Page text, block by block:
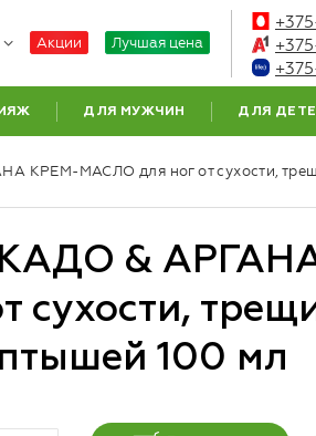
Акции Лучшая цена
ДЛЯ МУЖЧИН ДЛЯ
КРЕМ-МАСЛО для ног от сухости,
&
сухости,
100 мл